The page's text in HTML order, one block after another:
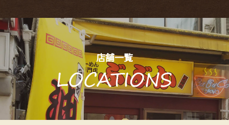
店舗一覧